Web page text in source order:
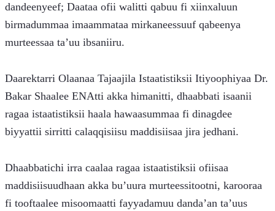
dandeenyeef; Daataa ofii walitti qabuu fi xiinxaluun
birmadummaa imaammataa mirkaneessuuf qabeenya
murteessaa ta’uu ibsaniiru.
Daarektarri Olaanaa Tajaajila Istaatistiksii Itiyoophiyaa Dr.
Bakar Shaalee ENAtti akka himanitti, dhaabbati isaanii
ragaa istaatistiksii haala hawaasummaa fi dinagdee
biyyattii sirritti calaqqisiisu maddisiisaa jira jedhani.
Dhaabbatichi irra caalaa ragaa istaatistiksii ofiisaa
maddisiisuudhaan akka bu’uura murteessitootni, karooraa
fi tooftaalee misoomaatti fayyadamuu danda’an ta’uus